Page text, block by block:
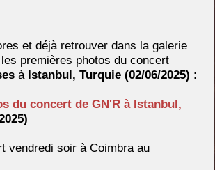
et déjà retrouver dans la galerie
premières photos du concert
à Istanbul, Turquie (02/06/2025) :
du concert de GN'R à Istanbul,
vendredi soir à Coimbra au